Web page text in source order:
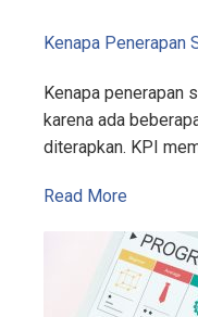
Kenapa Penerapan
Kenapa penerapan
karena ada
diterapkan. KPI
Read More